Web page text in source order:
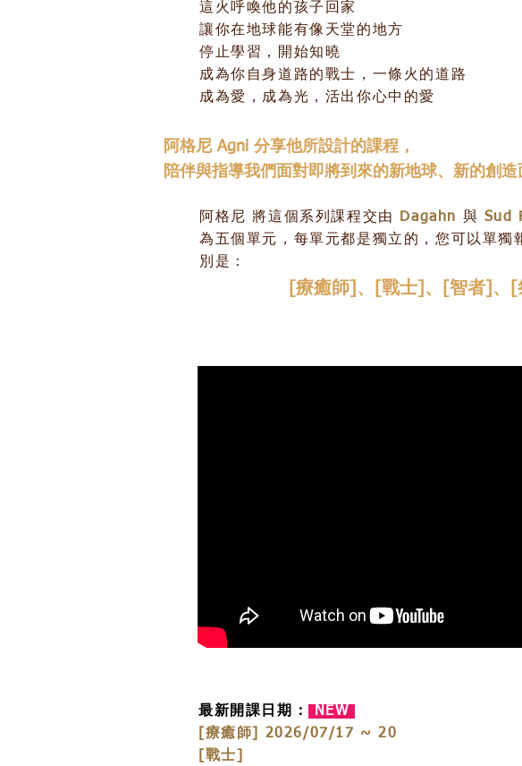
這火呼喚他的孩子回家
讓你在地球能有像天堂的地方
停止學習，開始知曉
成為你自身道路的戰士，一條火的道路
成為愛，成為光，活出你心中的愛
阿格尼 Agni 分享他所設計的課程，
陪伴與指導我們面對即將到來的新地球、新的創造
阿格尼 將這個系列課程交由 Dagahn 與 Sud
為五個單元，每單元都是獨立的，您可以單獨
別是：
療癒師]、[ 戰士]、[ 智者]、[
最新開課日期：
NEW
[療癒師] 2026/07/17 ~ 20
[戰士]